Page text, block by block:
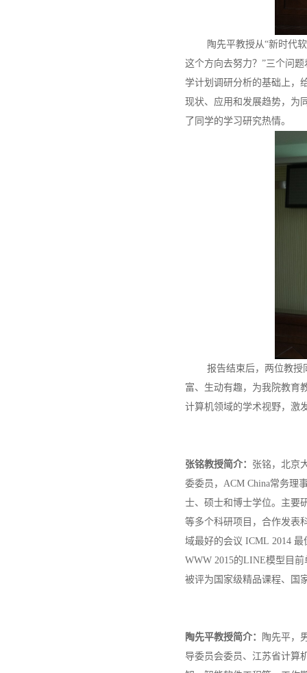
陶先平教授从“新时代
这个方向去努力？”三个问
学计划调研分析的基础上，
现状、应用和发展趋势，为
了同学的学习研究热情。
报告结束后，两位教授
富、生动有趣，为我院教育
计算机领域的学术视野，激
张铭教授简介： 张铭，北京
委委员，ACM China常务理
士、硕士和博士学位。主要
等多个科研项目，合作发表
域最好的会议 ICML 2014
WWW 2015的LINE模型目
被评为国家级精品课程、国
陶先平教授简介：
陶先平，
导委员会委员、江苏省计算